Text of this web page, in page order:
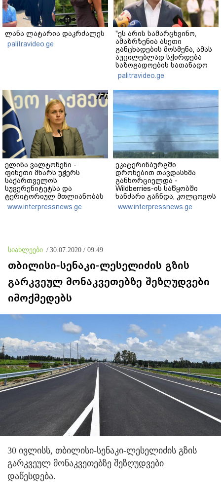
ლანა ლატარია დაკრძალეს
palitravideo.ge
"ეს არის სამარცხვინო,
ამაზრზენია ასეთი
განცხადების მოსმენა, ამას
აუცილებლად სჭირდება
საზოგადოების სათანადო
რეაქცია" - ირაკლი
კობახიძე
palitravideo.ge
ელინა ვალტონენი -
ფინეთი მხარს უჭერს
საქართველოს
სუვერენიტეტსა და
ტერიტორიულ მთლიანობას
- რუსეთს ვალდებულებების
შესრულებისკენ
www.interpressnews.ge
ეკატერინბურგში
დრონებით თავდასხმა
განხორციელდა -
Wildberries-ის საწყობში
ხანძარი გაჩნდა, კოლცოვოს
აეროპორტში კი შეზღუდვა
www.interpressnews.ge
სიახლეები / 30.07.2020 / 09:49
თბილისი-სენაკი-ლესელიძის გზის
გარკვეულ მონაკვეთებზე შეზღუდვები
იმოქმედებს
30 ივლისს, თბილისი-სენაკი-ლესელიძის გზის
გარკვეულ მონაკვეთებზე შეზღუდვები
დაწესდება.